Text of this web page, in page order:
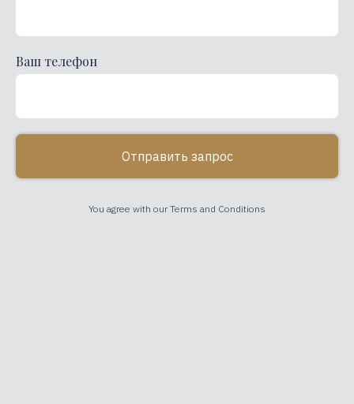
Ваш телефон
Отправить запрос
You agree with our Terms and Conditions